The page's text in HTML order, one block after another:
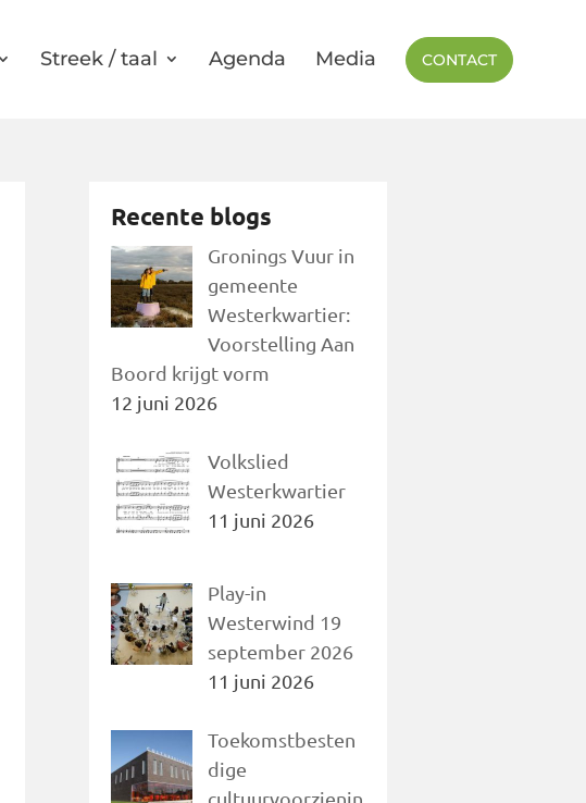
Streek / taal Agenda Media CONTACT
Recente blogs
Gronings Vuur in
gemeente
Westerkwartier:
Voorstelling Aan
Boord krijgt vorm
12 juni 2026
Volkslied
Westerkwartier
11 juni 2026
Play-in
Westerwind 19
september 2026
11 juni 2026
Toekomstbesten
dige
cultuurvoorzienin